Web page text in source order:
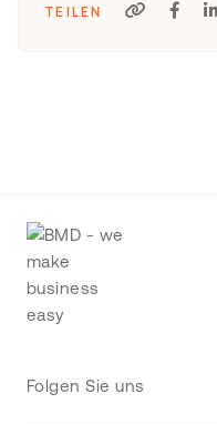
TEILEN
Folgen Sie uns